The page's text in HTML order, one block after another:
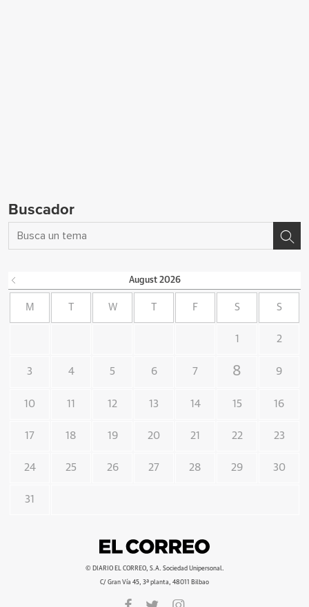
Buscador
August 2026
M W F S S
1 2
3 4 5 6 7 8 9
10 11 12 13 14 15 16
17 18 19 20 21 22 23
24 25 26 27 28 29 30
31
© DIARIO EL CORREO, S.A. Sociedad Unipersonal.
C/ Gran Vía 45, 3ª planta, 48011 Bilbao